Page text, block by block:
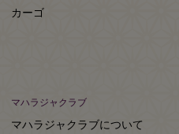
カーゴ
マハラジャクラブ
マハラジャクラブについて